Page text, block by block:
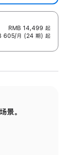
RMB 14,499 起
605/月 (24 期) 起
景。